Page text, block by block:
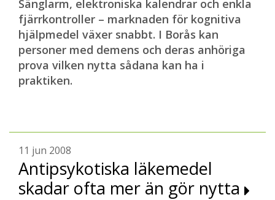
Sänglarm, elektroniska kalendrar och enkla
fjärrkontroller – marknaden för kognitiva
hjälpmedel växer snabbt. I Borås kan
personer med demens och deras anhöriga
prova vilken nytta sådana kan ha i
praktiken.
11 jun 2008
Antipsykotiska läkemedel
skadar ofta mer än gör nytta